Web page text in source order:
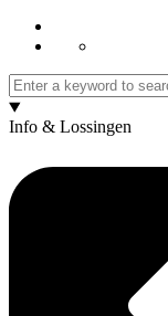
Info & Lossingen